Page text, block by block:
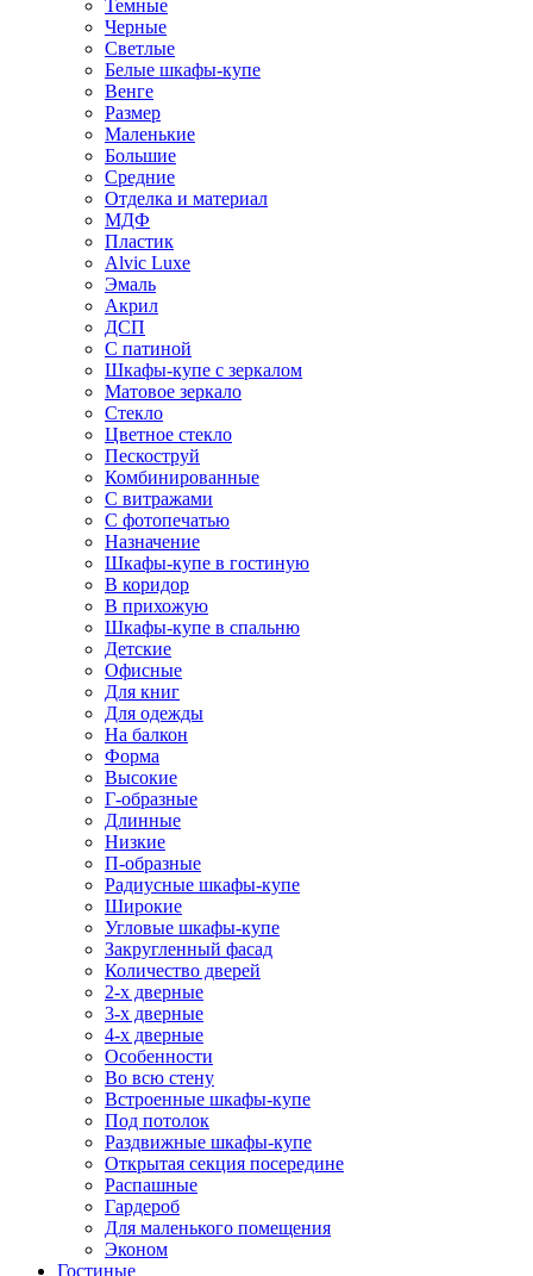
Темные
Черные
Светлые
Белые шкафы-купе
Венге
Размер
Маленькие
Большие
Средние
Отделка и материал
МДФ
Пластик
Alvic Luxe
Эмаль
Акрил
ДСП
С патиной
Шкафы-купе с зеркалом
Матовое зеркало
Стекло
Цветное стекло
Пескоструй
Комбинированные
С витражами
С фотопечатью
Назначение
Шкафы-купе в гостиную
В коридор
В прихожую
Шкафы-купе в спальню
Детские
Офисные
Для книг
Для одежды
На балкон
Форма
Высокие
Г-образные
Длинные
Низкие
П-образные
Радиусные шкафы-купе
Широкие
Угловые шкафы-купе
Закругленный фасад
Количество дверей
2-х дверные
3-х дверные
4-х дверные
Особенности
Во всю стену
Встроенные шкафы-купе
Под потолок
Раздвижные шкафы-купе
Открытая секция посередине
Распашные
Гардероб
Для маленького помещения
Эконом
Гостиные